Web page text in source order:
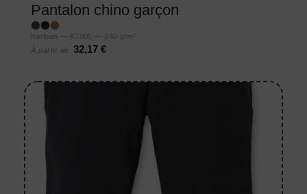
Pantalon chino garçon
Kariban — K7005 — 240 g/m²
À partir de
32,17 €